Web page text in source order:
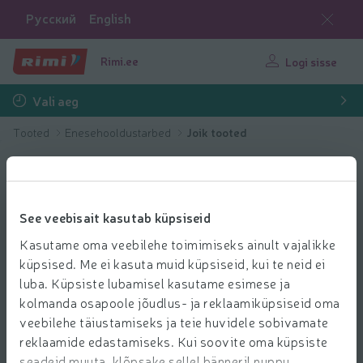
See veebisait kasutab küpsiseid
Kasutame oma veebilehe toimimiseks ainult vajalikke
küpsised. Me ei kasuta muid küpsiseid, kui te neid ei
luba. Küpsiste lubamisel kasutame esimese ja
kolmanda osapoole jõudlus- ja reklaamiküpsiseid oma
veebilehe täiustamiseks ja teie huvidele sobivamate
reklaamide edastamiseks. Kui soovite oma küpsiste
Русский English
Rimi.ee Logi sisse
Vali aeg
Tooted Enesehooldustarbed Joik tooted